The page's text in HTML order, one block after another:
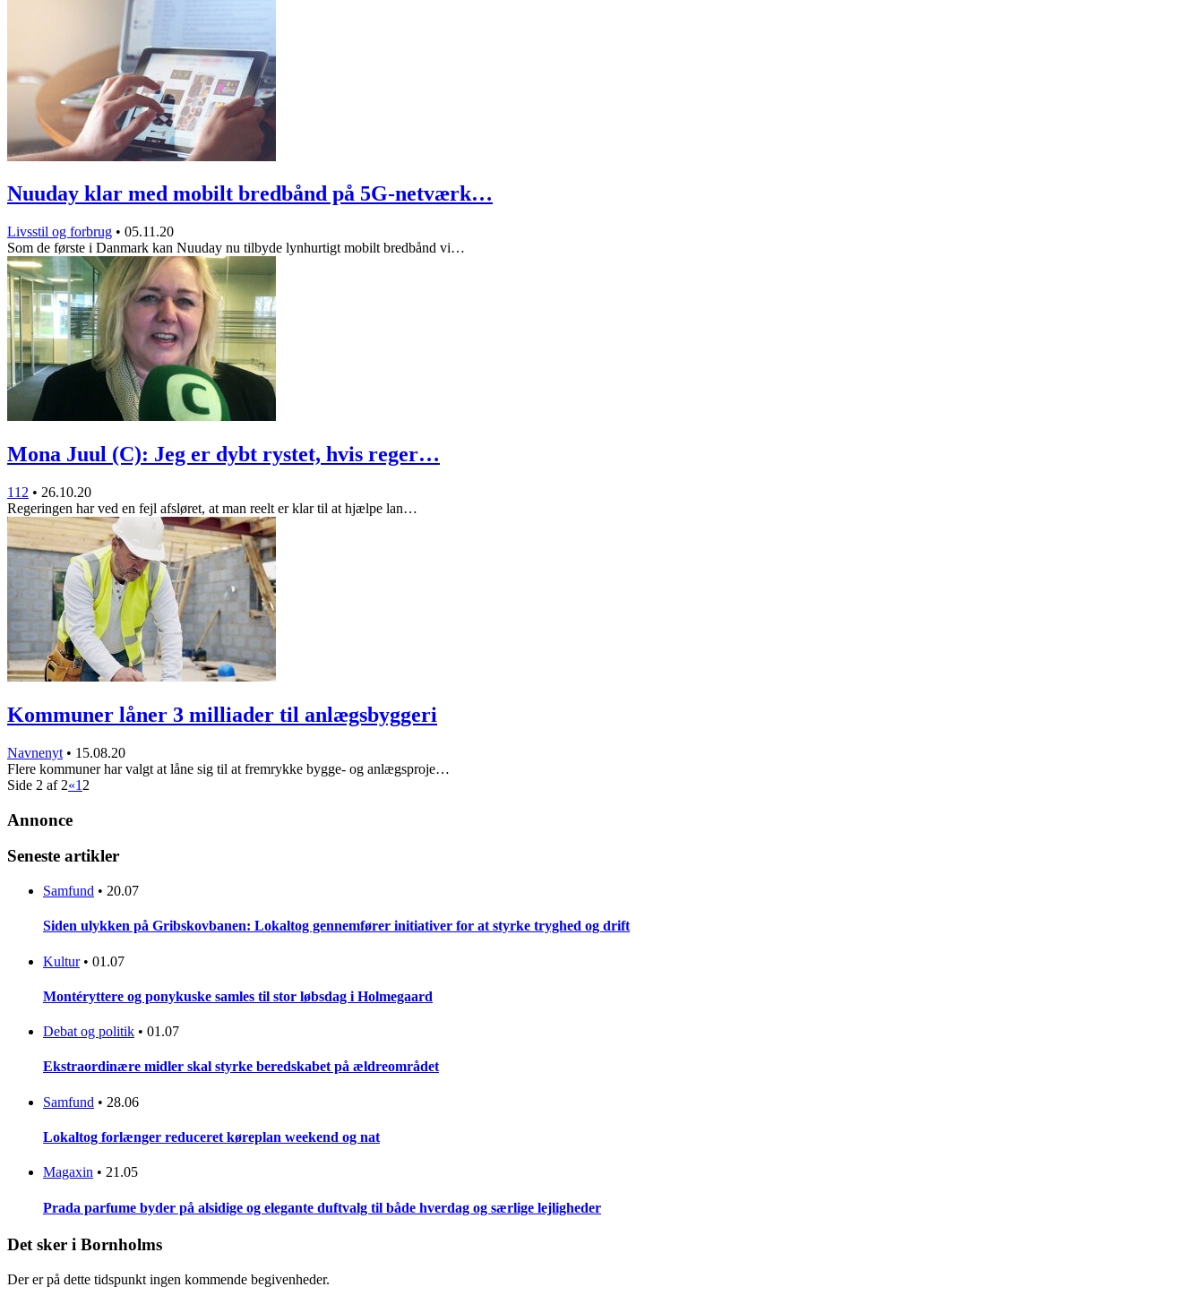
Nuuday klar med mobilt bredbånd på 5G-netværk…
Livsstil og forbrug • 05.11.20
Som de første i Danmark kan Nuuday nu tilbyde lynhurtigt mobilt bredbånd vi…
Mona Juul (C): Jeg er dybt rystet, hvis reger…
112 • 26.10.20
Regeringen har ved en fejl afsløret, at man reelt er klar til at hjælpe lan…
Kommuner låner 3 milliader til anlægsbyggeri
Navnenyt • 15.08.20
Flere kommuner har valgt at låne sig til at fremrykke bygge- og anlægsproje…
Side 2 af 2«1 2
Annonce
Seneste artikler
Samfund • 20.07
Siden ulykken på Gribskovbanen: Lokaltog gennemfører initiativer for at styrke tryghed og drift
Kultur • 01.07
Montéryttere og ponykuske samles til stor løbsdag i Holmegaard
Debat og politik • 01.07
Ekstraordinære midler skal styrke beredskabet på ældreområdet
Samfund • 28.06
Lokaltog forlænger reduceret køreplan weekend og nat
Magaxin • 21.05
Prada parfume byder på alsidige og elegante duftvalg til både hverdag og særlige lejligheder
Det sker i Bornholms
Der er på dette tidspunkt ingen kommende begivenheder.